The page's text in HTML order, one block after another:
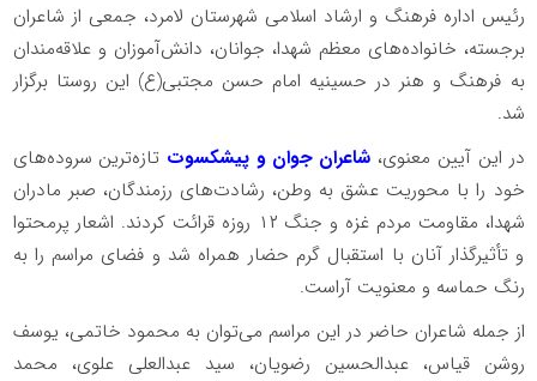
رئیس اداره فرهنگ و ارشاد اسلامی شهرستان لامرد، جمعی از شاعران
برجسته، خانواده‌های معظم شهدا، جوانان، دانش‌آموزان و علاقه‌مندان
به فرهنگ و هنر در حسینیه امام حسن مجتبی(ع) این روستا برگزار
شد.
در این آیین معنوی، شاعران جوان و پیشکسوت تازه‌ترین سروده‌های
خود را با محوریت عشق به وطن، رشادت‌های رزمندگان، صبر مادران
شهدا، مقاومت مردم غزه و جنگ ۱۲ روزه قرائت کردند. اشعار پرمحتوا
و تأثیرگذار آنان با استقبال گرم حضار همراه شد و فضای مراسم را به
رنگ حماسه و معنویت آراست.
از جمله شاعران حاضر در این مراسم می‌توان به محمود خاتمی، یوسف
روشن قیاس، عبدالحسین رضویان، سید عبدالعلی علوی، محمد